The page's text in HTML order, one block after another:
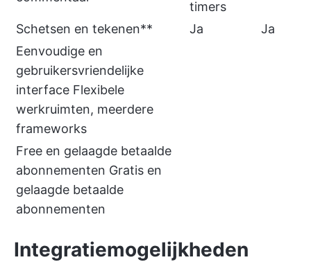
timers
Schetsen en tekenen**
Ja
Ja
Eenvoudige en
gebruikersvriendelijke
interface Flexibele
werkruimten, meerdere
frameworks
Free en gelaagde betaalde
abonnementen Gratis en
gelaagde betaalde
abonnementen
Integratiemogelijkheden